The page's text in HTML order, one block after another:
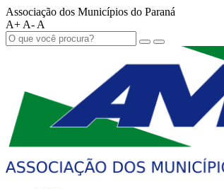
Associação dos Municípios do Paraná
A+ A- A